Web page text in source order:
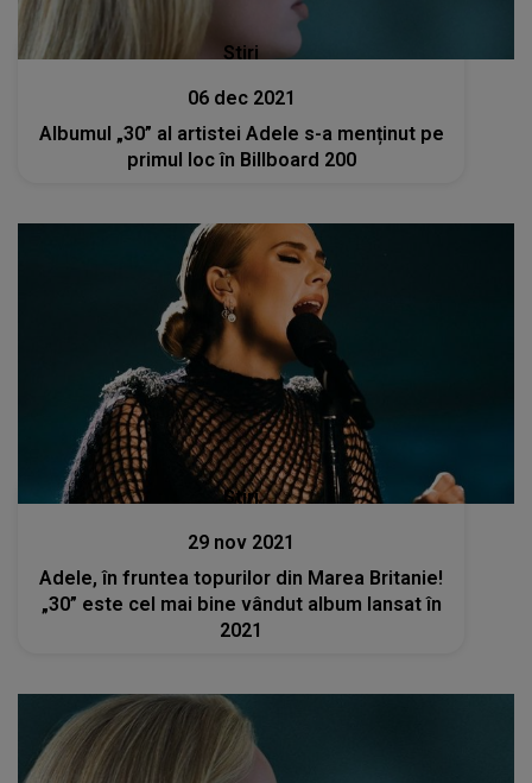
Stiri
06 dec 2021
Albumul „30” al artistei Adele s-a menținut pe
primul loc în Billboard 200
Stiri
29 nov 2021
Adele, în fruntea topurilor din Marea Britanie!
„30” este cel mai bine vândut album lansat în
2021